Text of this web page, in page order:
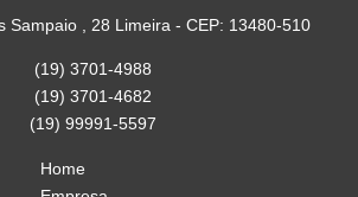
Sampaio , 28 Limeira - CEP: 13480-510
(19) 3701-4988
(19) 3701-4682
(19) 99991-5597
Home